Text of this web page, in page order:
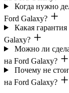
Когда нужно
Ford Galaxy?
Какая
Galaxy?
Можно ли
на Ford Galaxy?
Почему не
на Ford Galaxy?